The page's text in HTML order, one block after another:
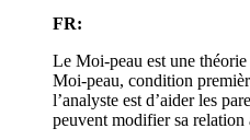
FR:
Le Moi-peau est une
Moi-peau, condition
l’analyste est d’aider les
peuvent modifier sa relation